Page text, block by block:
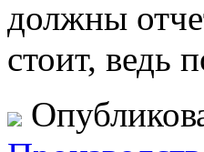
должны
стоит, ведь